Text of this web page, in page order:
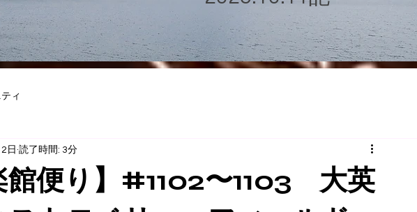
ィ
館便り】#1102〜1103 大英
日 読了時間: 3分